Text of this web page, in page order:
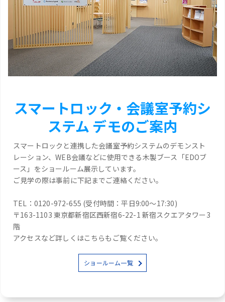
スマートロック・会議室予約シ
ステム デモのご案内
スマートロックと連携した会議室予約システムのデモンスト
レーション、WEB会議などに使用できる木製ブース「EDOブ
ース」をショールーム展示しています。
ご見学の際は事前に下記までご連絡ください。
TEL：0120-972-655 (受付時間：平日9:00～17:30)
〒163-1103 東京都新宿区西新宿6-22-1 新宿スクエアタワー3
階
アクセスなど詳しくはこちらもご覧ください。
ショールーム一覧